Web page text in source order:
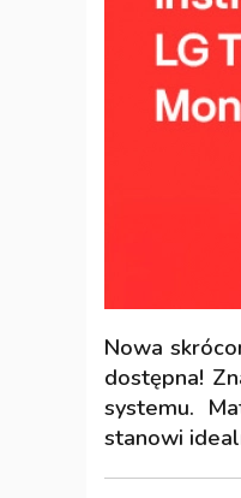
Nowa
dostępna!
systemu.
stanowi